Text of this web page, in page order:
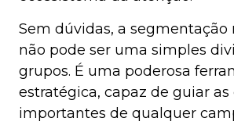
Sem dúvidas, a segmentação
não pode ser uma simples
grupos. É uma poderosa
estratégica, capaz de guiar as
importantes de qualquer